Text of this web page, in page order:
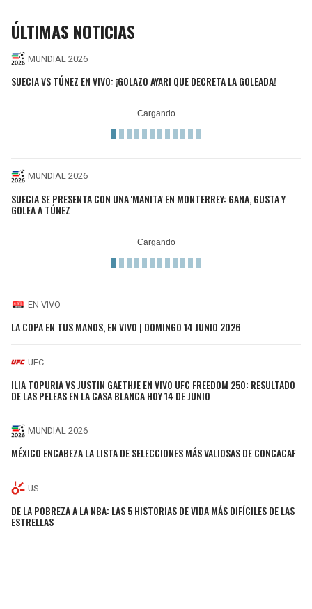
ÚLTIMAS NOTICIAS
MUNDIAL 2026
SUECIA VS TÚNEZ EN VIVO: ¡GOLAZO AYARI QUE DECRETA LA GOLEADA!
MUNDIAL 2026
SUECIA SE PRESENTA CON UNA 'MANITA' EN MONTERREY: GANA, GUSTA Y
GOLEA A TÚNEZ
EN VIVO
LA COPA EN TUS MANOS, EN VIVO | DOMINGO 14 JUNIO 2026
UFC
ILIA TOPURIA VS JUSTIN GAETHJE EN VIVO UFC FREEDOM 250: RESULTADO
DE LAS PELEAS EN LA CASA BLANCA HOY 14 DE JUNIO
MUNDIAL 2026
MÉXICO ENCABEZA LA LISTA DE SELECCIONES MÁS VALIOSAS DE CONCACAF
US
DE LA POBREZA A LA NBA: LAS 5 HISTORIAS DE VIDA MÁS DIFÍCILES DE LAS
ESTRELLAS